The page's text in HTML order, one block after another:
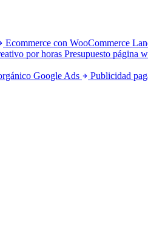
Ecommerce con WooCommerce
por horas Presupuesto página
Google Ads Publicidad